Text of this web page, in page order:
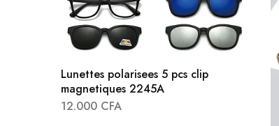
Lunettes polarisees 5 pcs clip
magnetiques 2245A
12.000 CFA